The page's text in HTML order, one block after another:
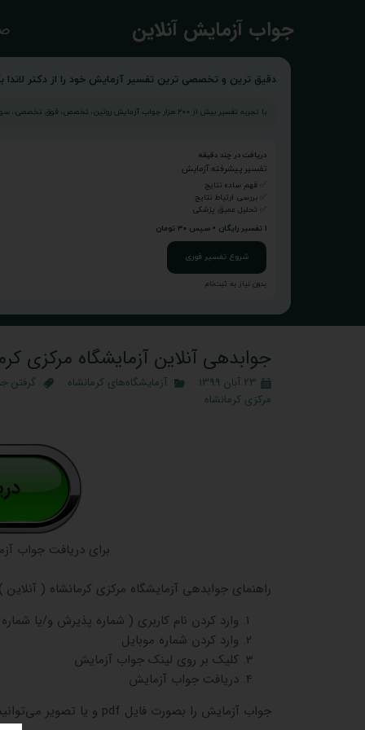
​جواب آزمایش آنلاین
دقیق ترین و تخصصی ترین تفسیر آزمایش خود را از دکتر لاندا
با تجربه تفسیر بیش از ۲۰۰ هزار جواب آزمایش روتین، تخصص، فوق تخصصی، سونوگرافی و...
دریافت در چند دقیقه
تفسیر پیشرفته آزمایش
✅ فهم ساده نتایج
✅ بررسی ارتباط نتایج
✅ تحلیل عمیق پزشکی
۱ تفسیر رایگان • سپس ۳۰ تومان
شروع تفسیر فوری
بدون نیاز به ثبت‌نام
جوابدهی آنلاین آزمایشگاه مرکزی
۲۳ آبان ۱۳۹۹ آزمایشگاه‌های کرمانشاه گرفتن
مرکزی کرمانشاه
برای دریافت
راهنمای جوابدهی آزمایشگاه مرکزی کرمانشاه ( آنلاین )
وارد کردن نام کاربری ( شماره پذیرش و/یا
وارد کردن شماره موبایل
کلیک بر روی لینک جواب آزمایش
دریافت جواب آزمایش
جواب آزمایش را بصورت فایل pdf و یا تصویر می‌توانید دریافت کنید.